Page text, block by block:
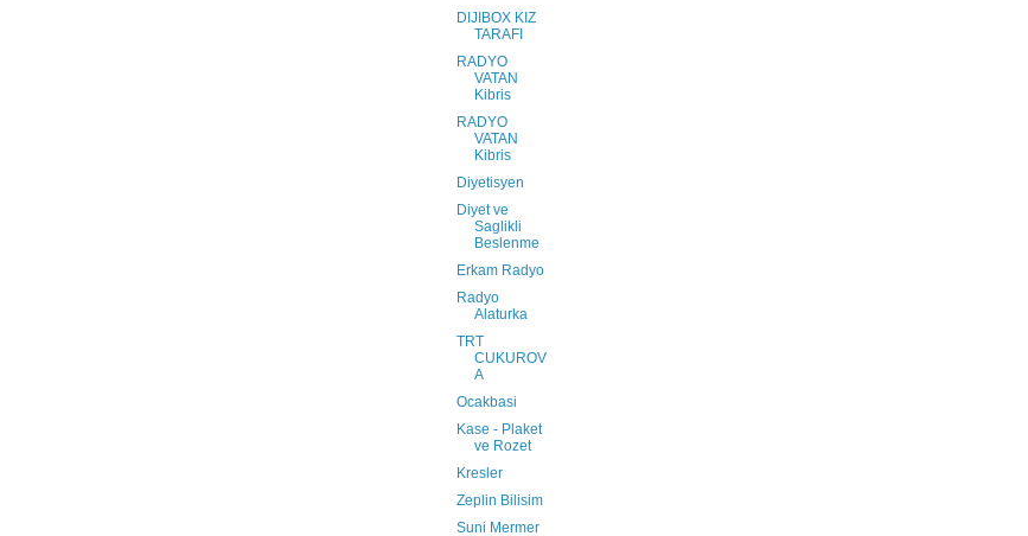
DIJIBOX KIZ
TARAFI
RADYO
VATAN
Kibris
RADYO
VATAN
Kibris
Diyetisyen
Diyet ve
Saglikli
Beslenme
Erkam Radyo
Radyo
Alaturka
TRT
CUKUROV
A
Ocakbasi
Kase - Plaket
ve Rozet
Kresler
Zeplin Bilisim
Suni Mermer